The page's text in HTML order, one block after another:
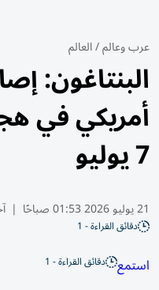
عرب وعالم/العالم
أمريكي في
7 يوليو
21 يوليو 2026 01:53 صباحًا |
دقائق القراءة - 1
استمع دقائق القراءة - 1